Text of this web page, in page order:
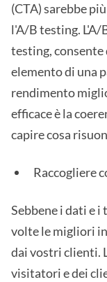
(CTA) sarebbe
l'A/B testing. L'A/
testing,
elemento di una
rendimento
efficace è la
capire cosa
Raccogliere
Sebbene i dati e
volte le migliori
dai vostri clienti.
visitatori e dei